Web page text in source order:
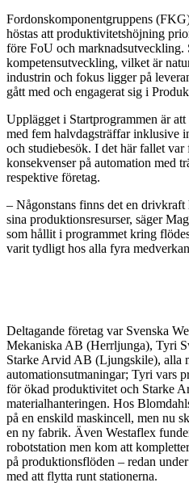
Fordonskomponentgruppens
höstas att produktivitetshöjning
före FoU och marknadsutveckling.
kompetensutveckling, vilket är
industrin och fokus ligger på
gått med och engagerat sig i
Upplägget i Startprogrammen är
med fem halvdagsträffar inklusive
och studiebesök. I det här fallet var
konsekvenser på automation med
respektive företag.
– Någonstans finns det en
sina produktionsresurser, säger
som hållit i programmet kring
varit tydligt hos alla fyra
Deltagande företag var Svenska
Mekaniska AB (Herrljunga), Tyri
Starke Arvid AB (Ljungskile), alla
automationsutmaningar; Tyri vars
för ökad produktivitet och Starke
materialhanteringen. Hos
på en enskild maskincell, men nu
en ny fabrik. Även Westaflex
robotstation men kom att
på produktionsflöden – redan
med att flytta runt stationerna.